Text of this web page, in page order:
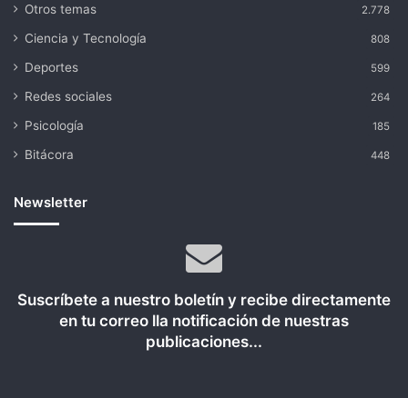
Otros temas 2.778
Ciencia y Tecnología 808
Deportes 599
Redes sociales 264
Psicología 185
Bitácora 448
Newsletter
Suscríbete a nuestro boletín y recibe directamente
en tu correo lla notificación de nuestras
publicaciones...